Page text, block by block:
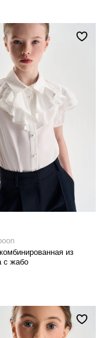
из
с жабо